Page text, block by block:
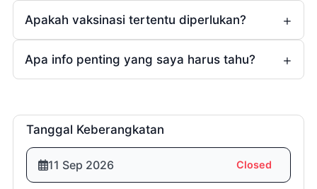
(bagi yang sudah
1 (satu)
Rp10.000.000,- (sepuluh juta
Apakah vaksinasi tertentu diperlukan?
Apa info penting yang saya harus tahu?
Room List
Tanggal Keberangkatan
11 Sep 2026 Closed